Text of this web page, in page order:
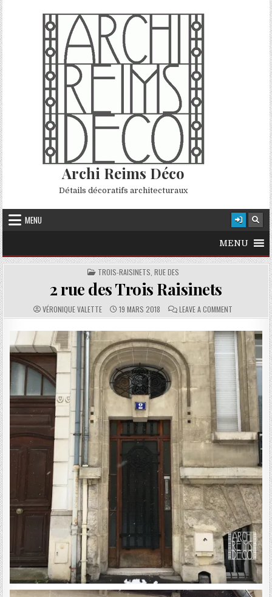
Skip to content
Archi Reims Déco
Détails décoratifs architecturaux
MENU
MENU
POSTED IN
TROIS-RAISINETS, RUE DES
2 rue des Trois Raisinets
AUTHOR:
VÉRONIQUE VALETTE PUBLISHED DATE:
19 MARS 2018 COMMENTS:
LEAVE A COMMENT ON 2 RUE